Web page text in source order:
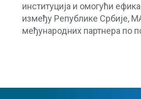
институција и омогући
између Републике Србије,
међународних партнера по